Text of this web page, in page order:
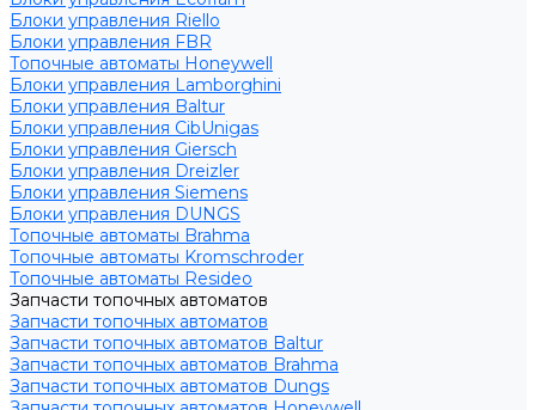
Блоки управления Riello
Блоки управления FBR
Топочные автоматы Honeywell
Блоки управления Lamborghini
Блоки управления Baltur
Блоки управления CibUnigas
Блоки управления Giersch
Блоки управления Dreizler
Блоки управления Siemens
Блоки управления DUNGS
Топочные автоматы Brahma
Топочные автоматы Kromschroder
Топочные автоматы Resideo
Запчасти топочных автоматов
Запчасти топочных автоматов
Запчасти топочных автоматов Baltur
Запчасти топочных автоматов Brahma
Запчасти топочных автоматов Dungs